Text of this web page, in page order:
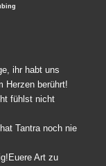
ihr habt uns
Herzen berührt!
fühlst nicht
Tantra noch nie
Art zu